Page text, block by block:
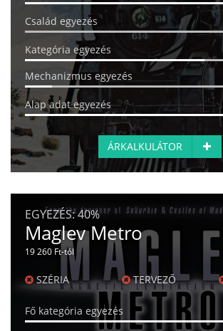
Család egyezés
Kategória egyezés
Mechanizmus egyezés
Alap adat egyezés
ÁRKALKULÁTOR
EGYEZÉS:40%
Maglev Metro
19 260 Ft-tól
SZÉRIA TERVEZŐ
Fő kategória egyezés